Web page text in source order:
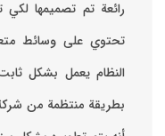
رائعة تم تصميمها لكي
تحتوي على وسائط
‏النظام يعمل بشكل